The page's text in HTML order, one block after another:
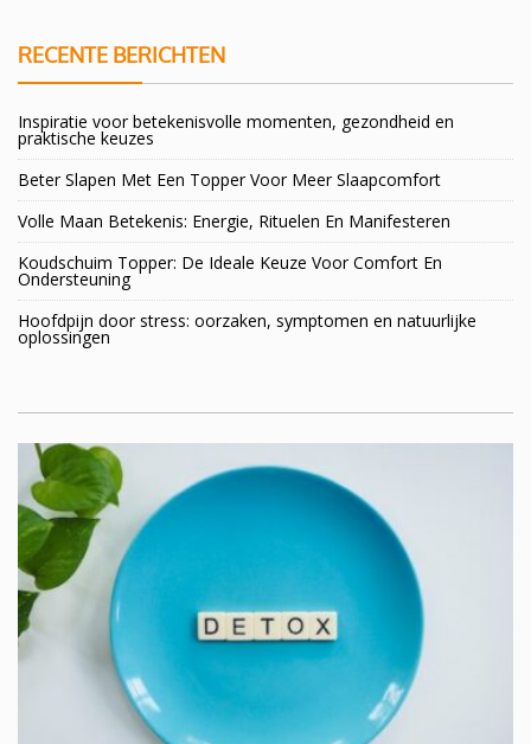
RECENTE BERICHTEN
Inspiratie voor betekenisvolle momenten, gezondheid en
praktische keuzes
Beter Slapen Met Een Topper Voor Meer Slaapcomfort
Volle Maan Betekenis: Energie, Rituelen En Manifesteren
Koudschuim Topper: De Ideale Keuze Voor Comfort En
Ondersteuning
Hoofdpijn door stress: oorzaken, symptomen en natuurlijke
oplossingen